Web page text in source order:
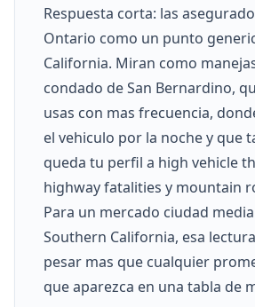
Respuesta corta: las
Ontario como un punto
California. Miran como
condado de San Bernardino,
usas con mas frecuencia,
el vehiculo por la noche y que
queda tu perfil a high vehicle
highway fatalities y mountain
Para un mercado ciudad
Southern California, esa
pesar mas que cualquier
que aparezca en una tabla de